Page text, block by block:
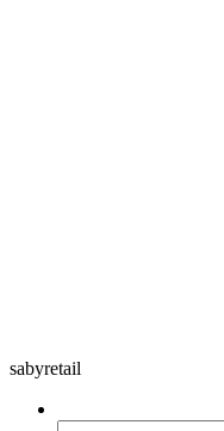
sabyretail